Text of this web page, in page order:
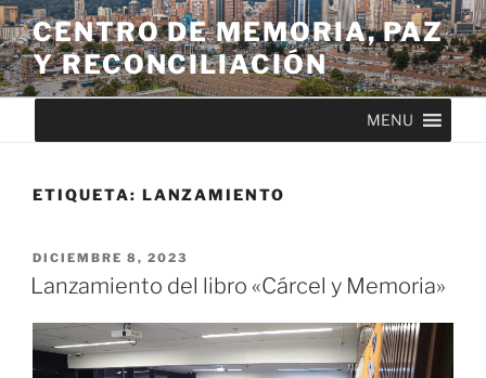
CENTRO DE MEMORIA, PAZ
Y RECONCILIACIÓN
MENU
ETIQUETA: LANZAMIENTO
DICIEMBRE 8, 2023
Lanzamiento del libro «Cárcel y Memoria»